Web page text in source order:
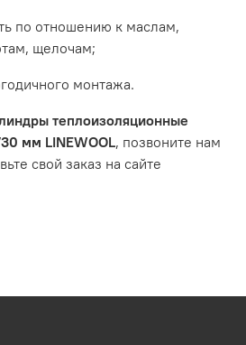
щелочам;
монтажа.
теплоизоляционные
мм LINEWOOL, позвоните нам
свой заказ на сайте